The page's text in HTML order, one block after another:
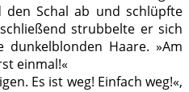
den Schal ab und schlüpfte
strubbelte er sich
Haare. »Am
einmal!«
Es ist weg! Einfach weg!«,